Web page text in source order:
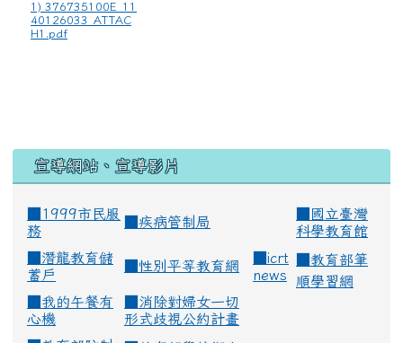
1) 376735100E_11
40126033_ATTAC
H1.pdf
宣導網站、宣導影片
■1999市民服
務
疾病管制局
國立臺灣
科學教育館
潛龍教育儲
蓄戶
性別平等教育網
icrt
news
教育部筆
順學習網
我的午餐有
心機
消除對婦女一切
形式歧視公約計畫